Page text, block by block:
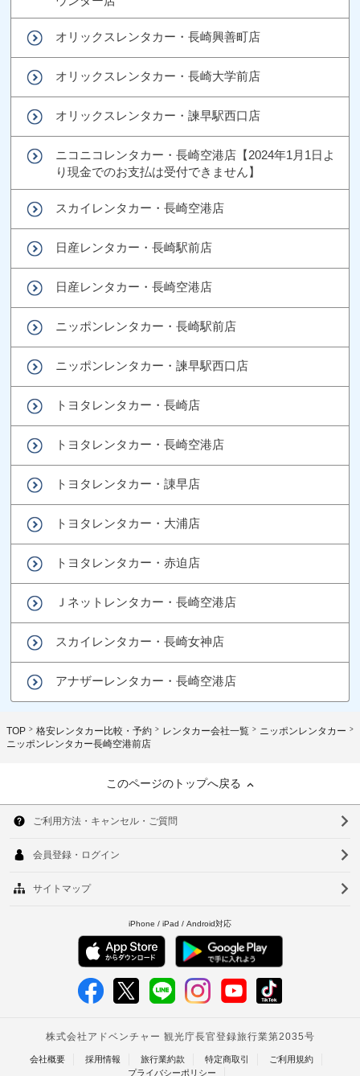
オリックスレンタカー・長崎興善町店
オリックスレンタカー・長崎大学前店
オリックスレンタカー・諫早駅西口店
ニコニコレンタカー・長崎空港店【2024年1月1日よ
り現金でのお支払は受付できません】
スカイレンタカー・長崎空港店
日産レンタカー・長崎駅前店
日産レンタカー・長崎空港店
ニッポンレンタカー・長崎駅前店
ニッポンレンタカー・諫早駅西口店
トヨタレンタカー・長崎店
トヨタレンタカー・長崎空港店
トヨタレンタカー・諌早店
トヨタレンタカー・大浦店
トヨタレンタカー・赤迫店
Ｊネットレンタカー・長崎空港店
スカイレンタカー・長崎女神店
アナザーレンタカー・長崎空港店
TOP 格安レンタカー比較・予約 レンタカー会社一覧
ニッポンレンタカー
ニッポンレンタカー長崎空港前店
このページのトップへ戻る